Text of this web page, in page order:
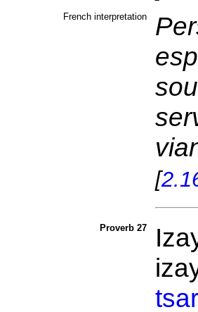
French interpretation
[
Proverb 27